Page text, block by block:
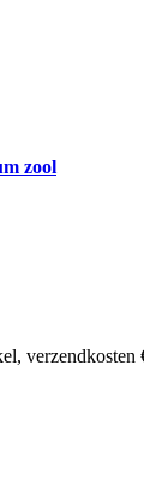
zool
verzendkosten